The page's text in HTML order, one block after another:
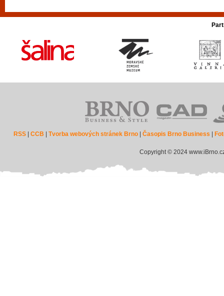
RSS |CCB |Tvorba webových stránek Brno |Časopis Brno Business
Copyright © 2024